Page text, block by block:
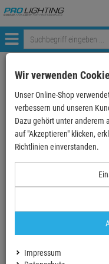
Menü
Weiter einkaufen
Ram Audio DENEB 10Q
Ram Audio
Kanal Verstärker
aktuell nicht
Wir verwenden
Unser Online-Shop
verbessern und unseren
Dazu gehört unter anderem
auf "Akzeptieren" klicken,
Richtlinien einverstanden.
Impressum